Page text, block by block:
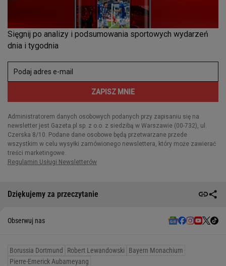
Dziękujemy za przeczytanie
Obserwuj nas
Borussia Dortmund Robert Lewandowski
Bayern Monachium
Pierre-Emerick Aubameyang